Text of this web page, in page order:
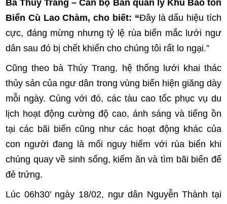
Bà Thúy Trang – Cán bộ Ban quản lý Khu Bảo tồn
Biển Cù Lao Chàm, cho biết: “Đây là dấu hiệu tích
cực, đáng mừng nhưng tỷ lệ rùa biển mắc lưới ngư
dân sau đó bị chết khiến cho chúng tôi rất lo ngại.”
Cũng theo bà Thúy Trang, hệ thống lưới khai thác
thủy sản của ngư dân trong vùng biển hiện giăng dày
mỗi ngày. Cùng với đó, các tàu cao tốc phục vụ du
lịch hoạt động cường độ cao, ánh sáng và tiếng ồn
tại các bãi biển cũng như các hoạt động khác của
con người đang là mối nguy hiểm với rùa biển khi
chúng quay về sinh sống, kiếm ăn và tìm bãi biển để
đẻ trứng.
Lúc 06h30’ ngày 18/02, ngư dân Nguyễn Thành tại